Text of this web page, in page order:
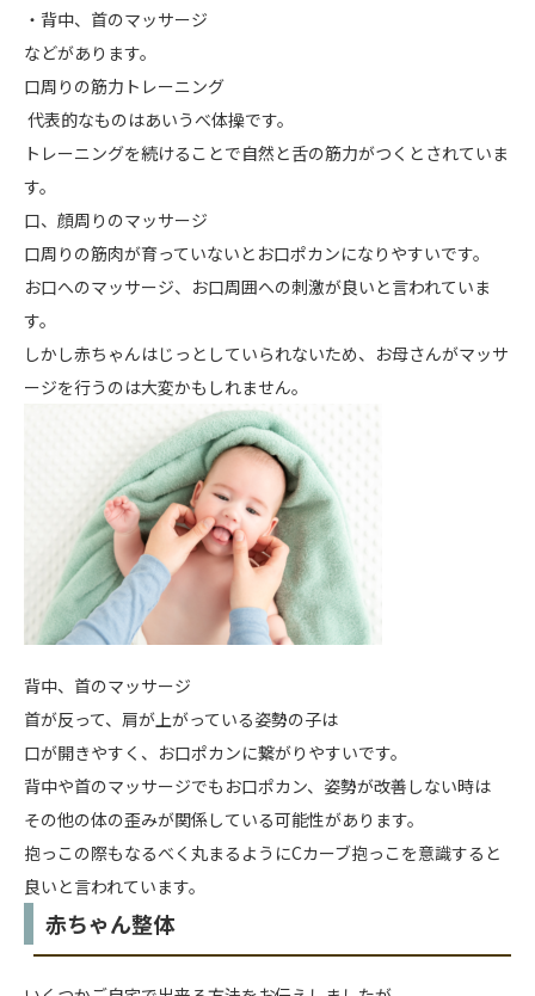
・背中、首のマッサージ
などがあります。
口周りの筋力トレーニング
代表的なものはあいうべ体操です。
トレーニングを続けることで自然と舌の筋力がつくとされていま
す。
口、顔周りのマッサージ
口周りの筋肉が育っていないとお口ポカンになりやすいです。
お口へのマッサージ、お口周囲への刺激が良いと言われていま
す。
しかし赤ちゃんはじっとしていられないため、お母さんがマッサ
ージを行うのは大変かもしれません。
背中、首のマッサージ
首が反って、肩が上がっている姿勢の子は
口が開きやすく、お口ポカンに繋がりやすいです。
背中や首のマッサージでもお口ポカン、姿勢が改善しない時は
その他の体の歪みが関係している可能性があります。
抱っこの際もなるべく丸まるようにCカーブ抱っこを意識すると
良いと言われています。
赤ちゃん整体